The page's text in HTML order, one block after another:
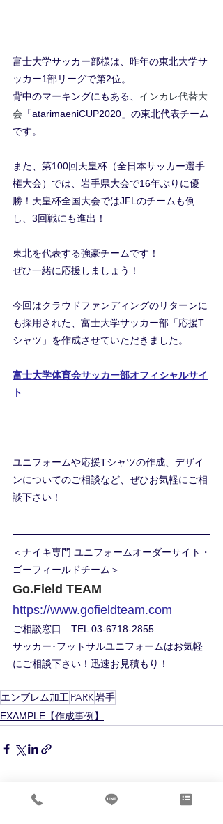
富士大学サッカー部様は、昨年の東北大学サ
ッカー1部リーグで第2位。
背中のマーキングにもある、 インカレ代替大
会 「atarimaeniCUP2020」の東北代表チーム
です。
また、第100回天皇杯（全日本サッカー選手
権大会）では、岩手県大会で16年ぶりに優
勝！天皇杯全国大会ではJFLのチームも倒
し、3回戦にも進出！
東北を代表する強豪チームです！
ぜひ一緒に応援しましょう！
今回はクラウドファンディングのリターンに
も採用された、富士大学サッカー部「応援T
シャツ」を作成させていただきました。
富士大学体育会サッカー部オフィシャルサイ
ト
ユニフォームや応援Tシャツの作成、デザイ
ンについてのご相談など、ぜひお気軽にご相
談下さい！
＜ナイキ専門 ユニフォームオーダーサイト・
ゴーフィールドチーム＞
Go.Field TEAM
https://www.gofieldteam.com
ご相談窓口　TEL 03-6718-2855
サッカー･フットサルユニフォームはお気軽
にご相談下さい！迅速お見積もり！
エンブレム加工PARK岩手
EXAMPLE【作成事例】
最新記事 すべて表示